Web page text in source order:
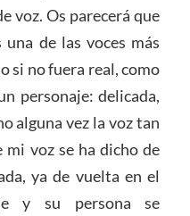
voz. Os parecerá que
de las voces más
si no fuera real, como
personaje: delicada,
alguna vez la voz tan
mi voz se ha dicho de
ya de vuelta en el
y su persona se